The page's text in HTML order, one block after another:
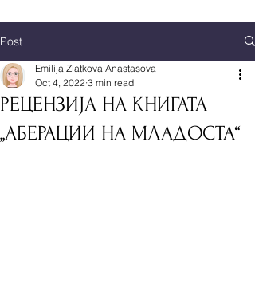
Post
РЕЦЕНЗИЈА НА КНИГАТА
,,АБЕРАЦИИ НА МЛАДОСТА“
Emilija Zlatkova Anastasova
Oct 4, 2022 3 min read